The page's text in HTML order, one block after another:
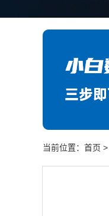
当前位置： 首页 >